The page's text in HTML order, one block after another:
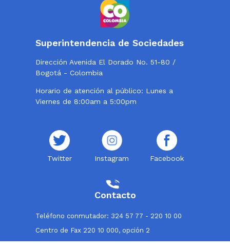
Superintendencia de Sociedades
Dirección Avenida El Dorado No. 51-80 /
Bogotá - Colombia
Horario de atención al público: Lunes a
Viernes de 8:00am a 5:00pm
Twitter Instagram Facebook
Contacto
Teléfono conmutador: 324 57 77 - 220 10 00
Centro de Fax 220 10 000, opción 2